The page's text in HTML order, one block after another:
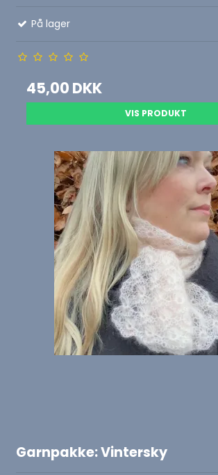
På lager
45,00 DKK
VIS PRODUKT
Garnpakke: Vintersky